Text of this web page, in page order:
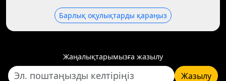
Барлық оқулықтарды қараңыз
Жаңалықтарымызға жазылу
Жазылу